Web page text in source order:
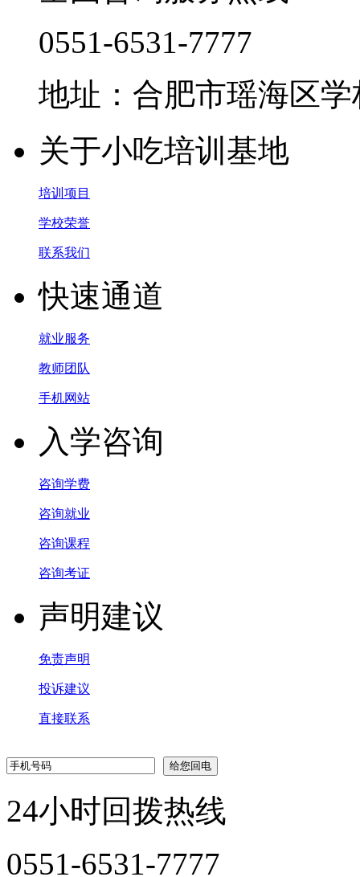
0551-6531-7777
地址：合肥市瑶海区学
关于小吃培训基地
培训项目
学校荣誉
联系我们
快速通道
就业服务
教师团队
手机网站
入学咨询
咨询学费
咨询就业
咨询课程
咨询考证
声明建议
免责声明
投诉建议
直接联系
24小时回拨热线
0551-6531-7777